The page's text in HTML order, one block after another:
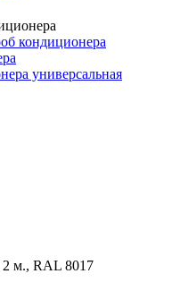
кондиционера
универсальная
м., RAL 8017